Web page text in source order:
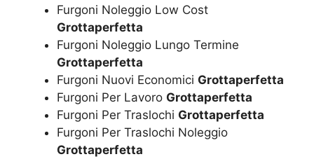
Furgoni Noleggio Low Cost
Grottaperfetta
Furgoni Noleggio Lungo Termine
Grottaperfetta
Furgoni Nuovi Economici Grottaperfetta
Furgoni Per Lavoro Grottaperfetta
Furgoni Per Traslochi Grottaperfetta
Furgoni Per Traslochi Noleggio
Grottaperfetta